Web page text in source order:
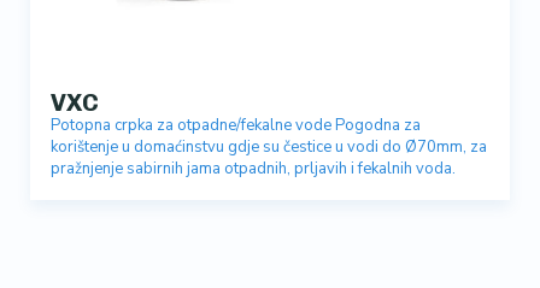
VXC
Potopna crpka za otpadne/fekalne vode Pogodna za
korištenje u domaćinstvu gdje su čestice u vodi do Ø70mm, za
pražnjenje sabirnih jama otpadnih, prljavih i fekalnih voda.